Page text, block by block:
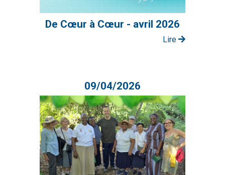
De Cœur à Cœur - avril 2026
Lire
09/04/2026